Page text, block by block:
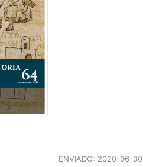
ENVIADO: 2020-06-30